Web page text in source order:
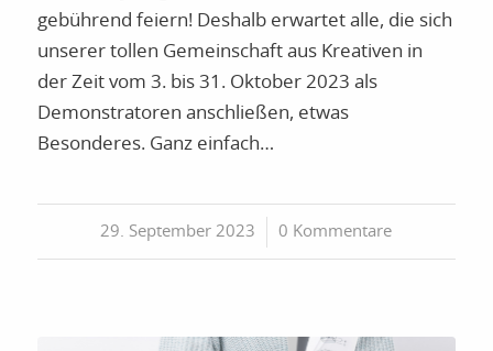
gebührend feiern! Deshalb erwartet alle, die sich
unserer tollen Gemeinschaft aus Kreativen in
der Zeit vom 3. bis 31. Oktober 2023 als
Demonstratoren anschließen, etwas
Besonderes. Ganz einfach…
29. September 2023
/ 0 Kommentare